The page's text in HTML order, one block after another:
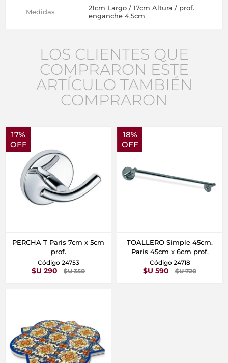
Medidas
21cm Largo / 17cm Altura / prof.
enganche 4.5cm
LOS CLIENTES QUE
COMPRARON ESTE
ARTÍCULO TAMBIÉN
COMPRARON
17%
OFF
PERCHA T Paris 7cm x 5cm
prof.
Código 24753
$U 290 $U 350
18%
OFF
TOALLERO Simple 45cm.
Paris 45cm x 6cm prof.
Código 24718
$U 590 $U 720